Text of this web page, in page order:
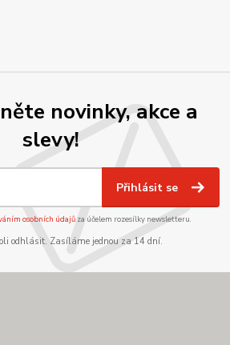
novinky, akce a
slevy!
Přihlásit se
osobních údajůza účelem rozesílky newsletteru.
odhlásit. Zasíláme jednou za 14 dní.